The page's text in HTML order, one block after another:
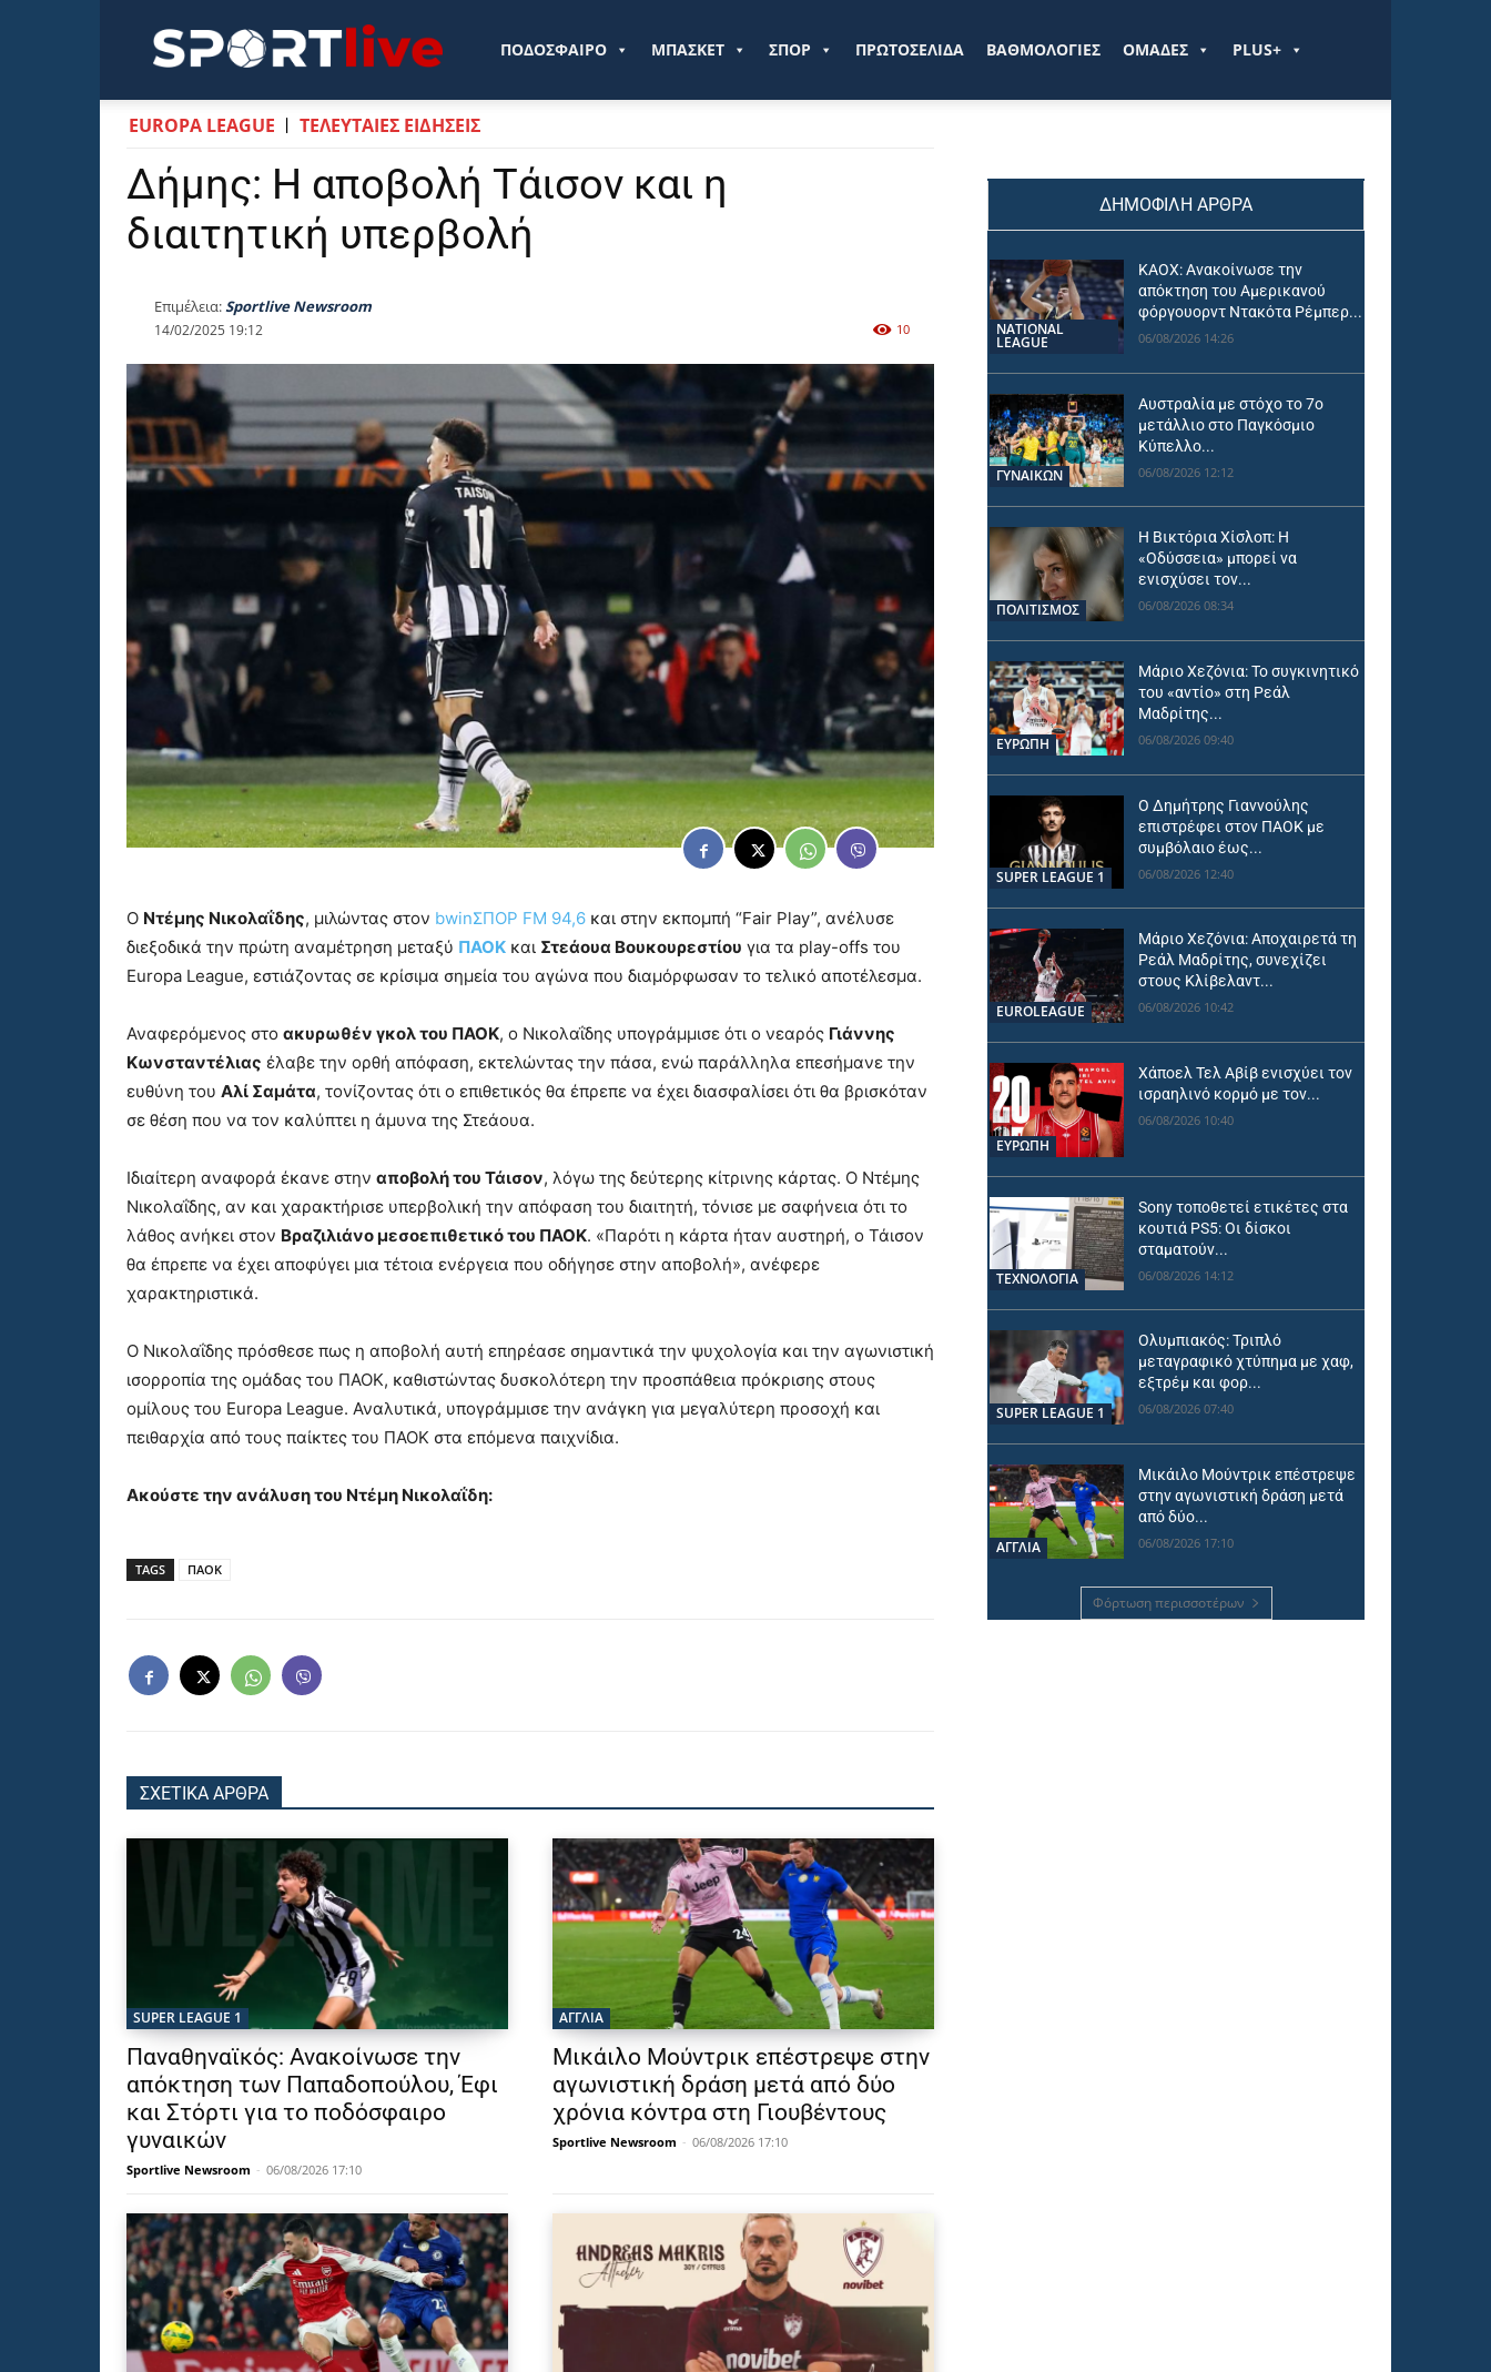
Sportlive.grΠΟΔΟΣΦΑΙΡΟ ΜΠΑΣΚΕΤ ΣΠΟΡ ΠΡΩΤΟΣΕΛΙΔΑ ΒΑΘΜΟΛΟΓΙΕΣ ΟΜΑΔΕΣ PLUS+
EUROPA LEAGUE ΤΕΛΕΥΤΑΙΕΣ ΕΙΔΗΣΕΙΣ
Δήμης: Η αποβολή Τάισον και η
διαιτητική υπερβολή
Επιμέλεια:Sportlive Newsroom
14/02/2025 19:12 10
Ο Ντέμης Νικολαΐδης, μιλώντας στον bwinΣΠΟΡ FM 94,6 και στην εκπομπή “Fair Play”, ανέλυσε
διεξοδικά την πρώτη αναμέτρηση μεταξύ ΠΑΟΚ και Στεάουα Βουκουρεστίου για τα play-offs του
Europa League, εστιάζοντας σε κρίσιμα σημεία του αγώνα που διαμόρφωσαν το τελικό αποτέλεσμα.
Αναφερόμενος στο ακυρωθέν γκολ του ΠΑΟΚ, ο Νικολαΐδης υπογράμμισε ότι ο νεαρός Γιάννης
Κωνσταντέλιας έλαβε την ορθή απόφαση, εκτελώντας την πάσα, ενώ παράλληλα επεσήμανε την
ευθύνη του Αλί Σαμάτα, τονίζοντας ότι ο επιθετικός θα έπρεπε να έχει διασφαλίσει ότι θα βρισκόταν
σε θέση που να τον καλύπτει η άμυνα της Στεάουα.
Ιδιαίτερη αναφορά έκανε στην αποβολή του Τάισον, λόγω της δεύτερης κίτρινης κάρτας. Ο Ντέμης
Νικολαΐδης, αν και χαρακτήρισε υπερβολική την απόφαση του διαιτητή, τόνισε με σαφήνεια ότι το
λάθος ανήκει στον Βραζιλιάνο μεσοεπιθετικό του ΠΑΟΚ. «Παρότι η κάρτα ήταν αυστηρή, ο Τάισον
θα έπρεπε να έχει αποφύγει μια τέτοια ενέργεια που οδήγησε στην αποβολή», ανέφερε
χαρακτηριστικά.
O Νικολαΐδης πρόσθεσε πως η αποβολή αυτή επηρέασε σημαντικά την ψυχολογία και την αγωνιστική
ισορροπία της ομάδας του ΠΑΟΚ, καθιστώντας δυσκολότερη την προσπάθεια πρόκρισης στους
ομίλους του Europa League. Αναλυτικά, υπογράμμισε την ανάγκη για μεγαλύτερη προσοχή και
πειθαρχία από τους παίκτες του ΠΑΟΚ στα επόμενα παιχνίδια.
Ακούστε την ανάλυση του Ντέμη Νικολαΐδη:
TAGS ΠΑΟΚ
ΣΧΕΤΙΚΑ ΑΡΘΡΑ
SUPER LEAGUE 1
Παναθηναϊκός: Ανακοίνωσε την
απόκτηση των Παπαδοπούλου, Έφι
και Στόρτι για το ποδόσφαιρο
γυναικών
Sportlive Newsroom - 06/08/2026 17:10
ΑΓΓΛΙΑ
Μικάιλο Μούντρικ επέστρεψε στην
αγωνιστική δράση μετά από δύο
χρόνια κόντρα στη Γιουβέντους
Sportlive Newsroom - 06/08/2026 17:10
ΔΗΜΟΦΙΛΗ ΑΡΘΡΑ
NATIONAL
LEAGUE
ΚΑΟΧ: Ανακοίνωσε την
απόκτηση του Αμερικανού
φόργουορντ Ντακότα Ρέμπερ...
06/08/2026 14:26
ΓΥΝΑΙΚΩΝ
Αυστραλία με στόχο το 7ο
μετάλλιο στο Παγκόσμιο
Κύπελλο...
06/08/2026 12:12
ΠΟΛΙΤΙΣΜΟΣ
Η Βικτόρια Χίσλοπ: Η
«Οδύσσεια» μπορεί να
ενισχύσει τον...
06/08/2026 08:34
ΕΥΡΩΠΗ
Μάριο Χεζόνια: Το συγκινητικό
του «αντίο» στη Ρεάλ
Μαδρίτης...
06/08/2026 09:40
SUPER LEAGUE 1
Ο Δημήτρης Γιαννούλης
επιστρέφει στον ΠΑΟΚ με
συμβόλαιο έως...
06/08/2026 12:40
EUROLEAGUE
Μάριο Χεζόνια: Αποχαιρετά τη
Ρεάλ Μαδρίτης, συνεχίζει
στους Κλίβελαντ...
06/08/2026 10:42
ΕΥΡΩΠΗ
Χάποελ Τελ Αβίβ ενισχύει τον
ισραηλινό κορμό με τον...
06/08/2026 10:40
ΤΕΧΝΟΛΟΓΙΑ
Sony τοποθετεί ετικέτες στα
κουτιά PS5: Οι δίσκοι
σταματούν...
06/08/2026 14:12
SUPER LEAGUE 1
Ολυμπιακός: Τριπλό
μεταγραφικό χτύπημα με χαφ,
εξτρέμ και φορ...
06/08/2026 07:40
ΑΓΓΛΙΑ
Μικάιλο Μούντρικ επέστρεψε
στην αγωνιστική δράση μετά
από δύο...
06/08/2026 17:10
Φόρτωση περισσοτέρων